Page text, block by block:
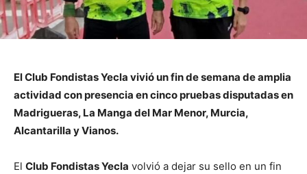
El Club Fondistas Yecla vivió un fin de semana de amplia
actividad con presencia en cinco pruebas disputadas en
Madrigueras, La Manga del Mar Menor, Murcia,
Alcantarilla y Vianos.
El Club Fondistas Yecla volvió a dejar su sello en un fin